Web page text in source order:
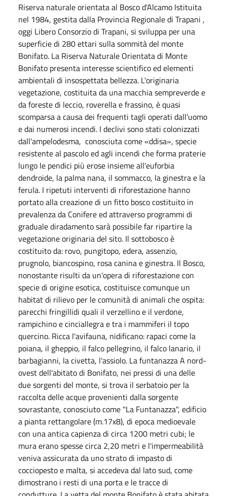
Riserva naturale orientata al Bosco d'Alcamo Istituita
nel 1984, gestita dalla Provincia Regionale di Trapani ,
oggi Libero Consorzio di Trapani, si sviluppa per una
superficie di 280 ettari sulla sommità del monte
Bonifato. La Riserva Naturale Orientata di Monte
Bonifato presenta interesse scientifico ed elementi
ambientali di insospettata bellezza. L'originaria
vegetazione, costituita da una macchia sempreverde e
da foreste di leccio, roverella e frassino, è quasi
scomparsa a causa dei frequenti tagli operati dall'uomo
e dai numerosi incendi. I declivi sono stati colonizzati
dall'ampelodesma, conosciuta come «ddisa», specie
resistente al pascolo ed agli incendi che forma praterie
lungo le pendici più erose insieme all'euforbia
dendroide, la palma nana, il sommacco, la ginestra e la
ferula. I ripetuti interventi di riforestazione hanno
portato alla creazione di un fitto bosco costituito in
prevalenza da Conifere ed attraverso programmi di
graduale diradamento sarà possibile far ripartire la
vegetazione originaria del sito. Il sottobosco è
costituito da: rovo, pungitopo, edera, assenzio,
prugnolo, biancospino, rosa canina e ginestra. Il Bosco,
nonostante risulti da un'opera di riforestazione con
specie di origine esotica, costituisce comunque un
habitat di rilievo per le comunità di animali che ospita:
parecchi fringillidi quali il verzellino e il verdone,
rampichino e cinciallegra e tra i mammiferi il topo
quercino. Ricca l'avifauna, nidificano: rapaci come la
poiana, il gheppio, il falco pellegrino, il falco lanario, il
barbagianni, la civetta, l'assiolo. La funtanazza A nord-
ovest dell'abitato di Bonifato, nei pressi di una delle
due sorgenti del monte, si trova il serbatoio per la
raccolta delle acque provenienti dalla sorgente
sovrastante, conosciuto come "La Funtanazza", edificio
a pianta rettangolare (m.17x8), di epoca medioevale
con una antica capienza di circa 1200 metri cubi; le
mura erano spesse circa 2,20 metri e l'impermeabilità
veniva assicurata da uno strato di impasto di
cocciopesto e malta, si accedeva dal lato sud, come
dimostrano i resti di una porta e le tracce di